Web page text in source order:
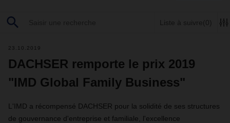
Liste à suivre(0)
23.10.2019
DACHSER remporte le prix 2019
"IMD Global Family Business"
L'IMD a récompensé DACHSER pour la solidité de ses structures
de gouvernance d'entreprise et familiale, l'excellence